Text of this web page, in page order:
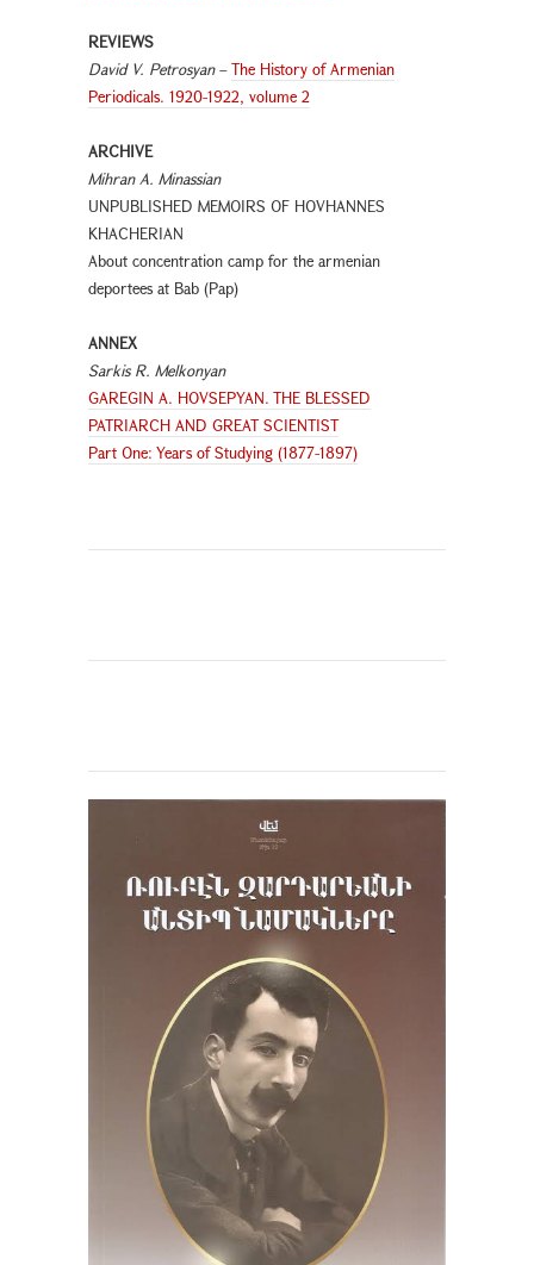
REVIEWS
David V. Petrosyan–The History of Armenian
Periodicals. 1920-1922, volume 2
ARCHIVE
Mihran A. Minassian
UNPUBLISHED MEMOIRS OF HOVHANNES
KHACHERIAN
About concentration camp for the armenian
deportees at Bab (Pap)
ANNEX
Sarkis R. Melkonyan
GAREGIN A. HOVSEPYAN. THE BLESSED
PATRIARCH AND GREAT SCIENTIST
Part One: Years of Studying (1877-1897)